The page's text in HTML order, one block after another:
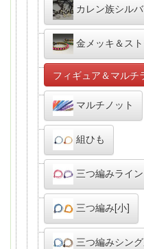
カレン族シル
金メッキ＆ス
フィギュア＆マルチ
マルチノット
組ひも
三つ編みライン
三つ編み[小]
三つ編みシン